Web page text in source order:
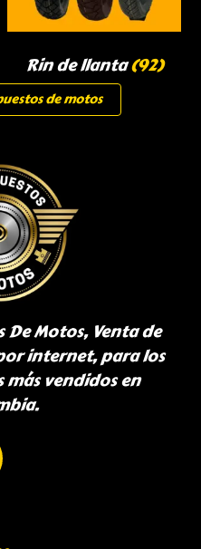
Rin de llanta(92)
de motos
De Motos, Venta de
internet, para los
vendidos en